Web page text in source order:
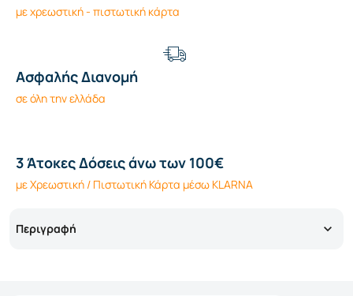
με χρεωστική - πιστωτική κάρτα
Ασφαλής Διανομή
σε όλη την ελλάδα
3 Άτοκες Δόσεις άνω των 100€
με Χρεωστική / Πιστωτική Κάρτα μέσω KLARNA
Περιγραφή